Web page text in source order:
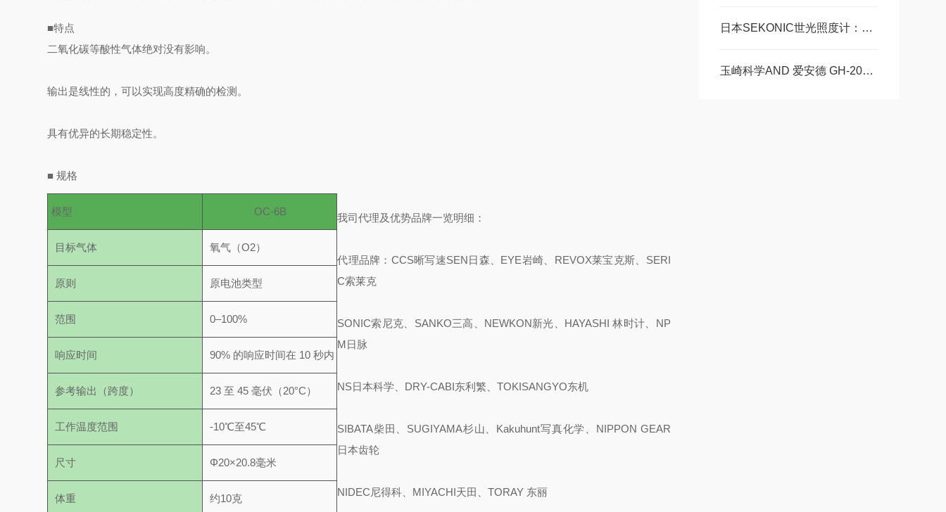
日本SEKONIC世光照度计：技术详解与应用指南
玉崎科学AND 爱安德 GH-202 双量程半微量分析天平 完整产品详情 + 行业应用
■特点
二氧化碳等酸性气体绝对没有影响。
输出是线性的，可以实现高度精确的检测。
具有优异的长期稳定性。
■ 规格
模型 OC-6B
目标气体 氧气（O2）
原则 原电池类型
范围 0–100%
响应时间 90% 的响应时间在 10 秒内
参考输出（跨度） 23 至 45 毫伏（20°C）
工作温度范围 -10℃至45℃
尺寸 Φ20×20.8毫米
体重 约10克
我司代理及优势品牌一览明细：
代理品牌：CCS晰写速SEN日森、EYE岩崎、REVOX莱宝克斯、SERI
C索莱克
SONIC索尼克、SANKO三高、NEWKON新光、HAYASHI 林时计、NP
M日脉
NS日本科学、DRY-CABI东利繁、TOKISANGYO东机
SIBATA柴田、SUGIYAMA杉山、Kakuhunt写真化学、NIPPON GEAR
日本齿轮
NIDEC尼得科、MIYACHI天田、TORAY 东丽